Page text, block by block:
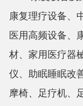
康复理疗设备、
医用高频设备、
材、家用医疗器
仪、助眠睡眠改
摩椅、足疗机、